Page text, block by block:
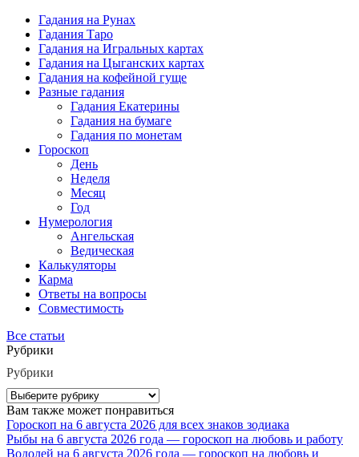
Гадания на Рунах
Гадания Таро
Гадания на Игральных картах
Гадания на Цыганских картах
Гадания на кофейной гуще
Разные гадания
Гадания Екатерины
Гадания на бумаге
Гадания по монетам
Гороскоп
День
Неделя
Месяц
Год
Нумерология
Ангельская
Ведическая
Калькуляторы
Карма
Ответы на вопросы
Совместимость
Все статьи
Рубрики
Рубрики
Вам также может понравиться
Гороскоп на 6 августа 2026 для всех знаков зодиака
Рыбы на 6 августа 2026 года — гороскоп на любовь и работу
Водолей на 6 августа 2026 года — гороскоп на любовь и